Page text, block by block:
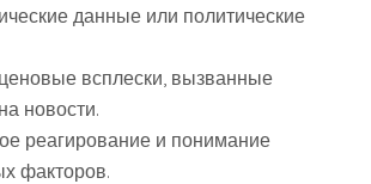
данные или политические
всплески, вызванные
новости.
реагирование и понимание
факторов.